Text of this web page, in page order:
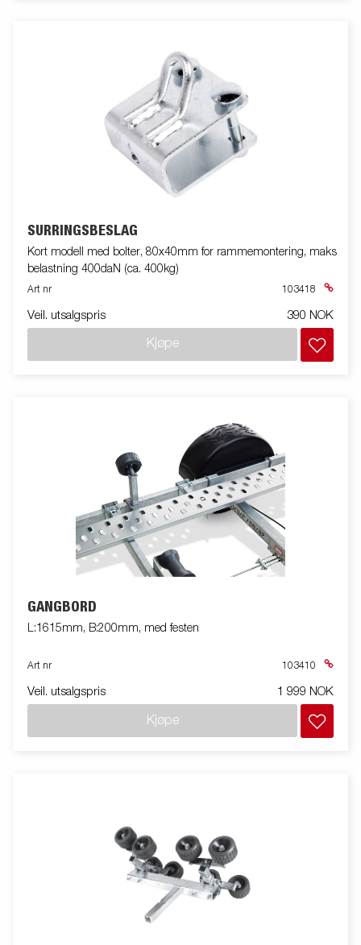
SURRINGSBESLAG
Kort modell med bolter, 80x40mm for rammemontering, maks
belastning 400daN (ca. 400kg)
Art nr 103418
Veil. utsalgspris 390 NOK
Kjøpe
GANGBORD
L:1615mm, B:200mm, med festen
Art nr 103410
Veil. utsalgspris 1 999 NOK
Kjøpe